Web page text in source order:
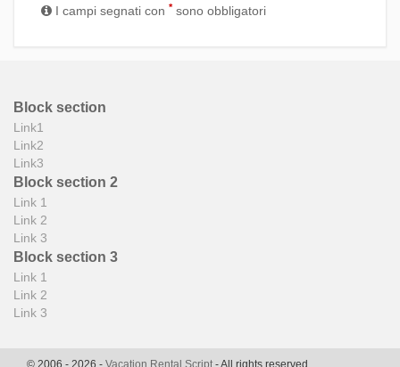
I campi segnati con * sono obbligatori
Block section
Link1
Link2
Link3
Block section 2
Link 1
Link 2
Link 3
Block section 3
Link 1
Link 2
Link 3
© 2006 - 2026 - Vacation Rental Script - All rights reserved